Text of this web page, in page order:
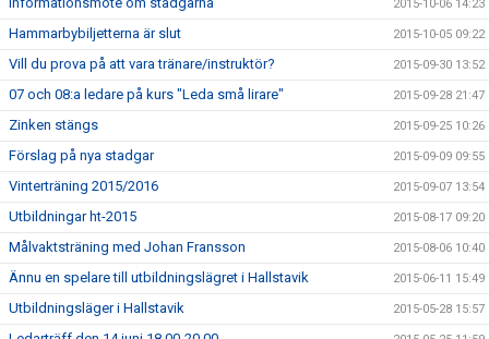
2015-10-06 14:23
Hammarbybiljetterna är slut 2015-10-05 09:22
Vill du prova på att vara tränare/instruktör? 2015-09-30 13:52
07 och 08:a ledare på kurs "Leda små lirare" 2015-09-28 21:47
Zinken stängs 2015-09-25 10:26
Förslag på nya stadgar 2015-09-09 09:55
Vinterträning 2015/2016 2015-09-07 13:54
Utbildningar ht-2015 2015-08-17 09:20
Målvaktsträning med Johan Fransson 2015-08-06 10:40
Ännu en spelare till utbildningslägret i Hallstavik 2015-06-11 15:49
Utbildningsläger i Hallstavik 2015-05-28 15:57